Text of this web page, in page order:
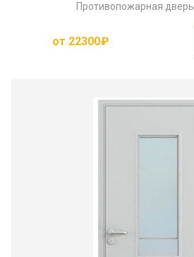
Противопожарная дверь
от 22300₽